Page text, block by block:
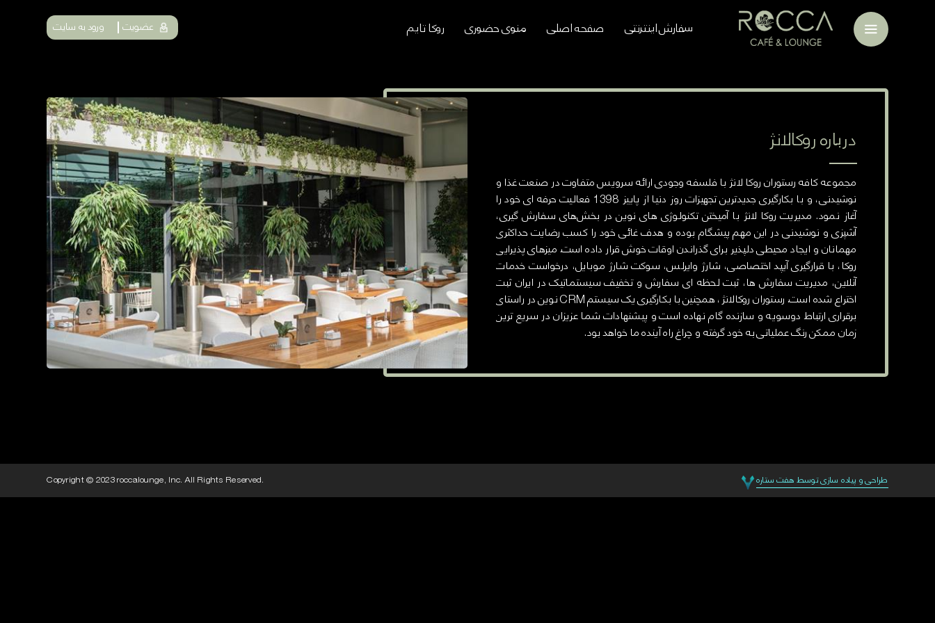
فهرست عضویت ورود به سایت سفارش اینترنتی صفحه اصلی منوی حضوری روکا تایم
درباره روکالانژ
مجموعه کافه رستوران روکا لانژ با فلسفه وجودی ارائه سرویس متفاوت در صنعت غذا و
نوشیدنی، و با بکارگیری جدیدترین تجهیزات روز دنیا از پاییز 1398 فعالیت حرفه ای خود را
آغاز نمود. مدیریت روکا لانژ با آمیختن تکنولوژی های نوین در بخش‌های سفارش گیری،
آشپزی و نوشیدنی در این مهم پیشگام بوده و هدف غائی خود را کسب رضایت حداکثری
مهمانان و ایجاد محیطی دلپذیر برای گذراندن اوقات خوش قرار داده است. میزهای پذیرایی
روکا، با قرارگیری آیپد اختصاصی، شارژ وایرلس، سوکت شارژ موبایل، درخواست خدمات
آنلاين، مدیریت سفارش ها، ثبت لحظه ای سفارش و تخفیف سیستماتیک در ایران ثبت
اختراع شده است. رستوران روکالانژ، همچنین با بکارگیری یک سیستم CRM نوین در راستای
برقراری ارتباط دوسویه و سازنده گام نهاده است و پیشنهادات شما عزیزان در سریع ترین
زمان ممکن رنگ عملیاتی به خود گرفته و چراغ راه آینده ما خواهد بود.
طراحی و پیاده سازی توسط هفت ستاره Copyright © 2023 roccalounge, Inc. All Rights Reserved.